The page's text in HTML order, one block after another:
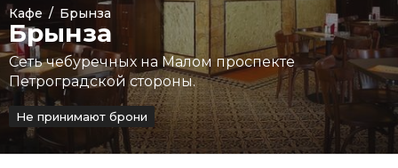
Кафе / Брынза
Брынза
Сеть чебуречных на Малом проспекте
Петроградской стороны.
Не принимают брони